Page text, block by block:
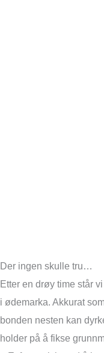
Der ingen skulle tru…
Etter en drøy time står
i ødemarka. Akkurat
bonden nesten kan
holder på å fikse